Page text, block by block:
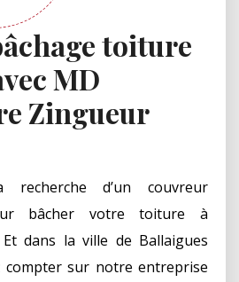
toiture
MD
Zingueur
recherche d’un couvreur
bâcher votre toiture à
dans la ville de Ballaigues
compter sur notre entreprise